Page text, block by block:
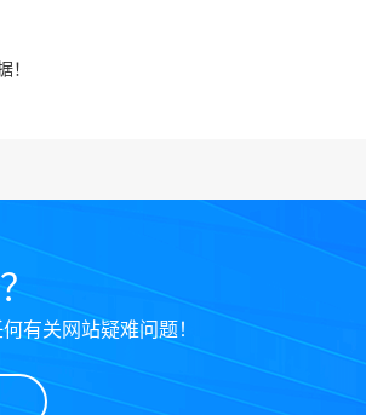
！
有关网站疑难问题！